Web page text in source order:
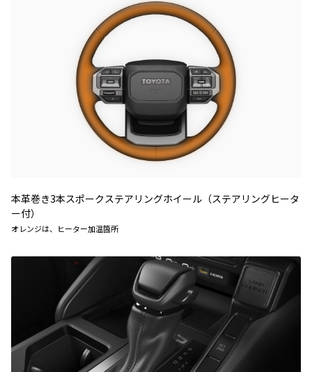
本革巻き3本スポークステアリングホイール（ステアリングヒータ
ー付）
オレンジは、ヒーター加温箇所